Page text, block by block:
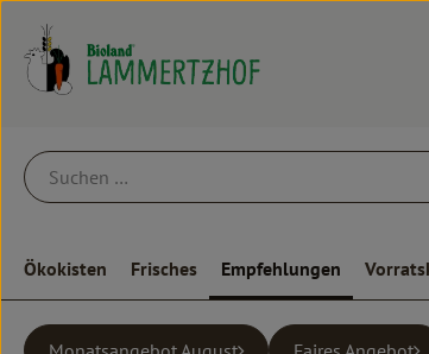
Ökokisten Frisches Empfehlungen